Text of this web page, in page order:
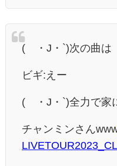
(´・J・`)次の曲は
ビギ:えー
(´・J・`)全力で家
チャンミンさん